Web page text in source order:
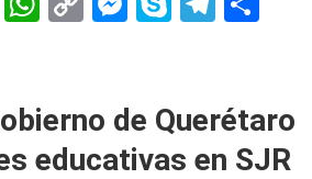
de Querétaro
educativas en SJR